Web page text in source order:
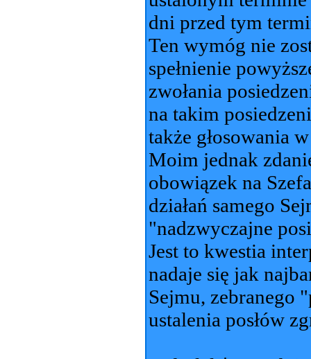
dni przed tym
Ten wymóg nie
spełnienie
zwołania
na takim
także głosowania
Moim jednak
obowiązek na
działań samego
"nadzwyczajne
Jest to kwestia
nadaje się jak
Sejmu, zebranego
ustalenia posłów